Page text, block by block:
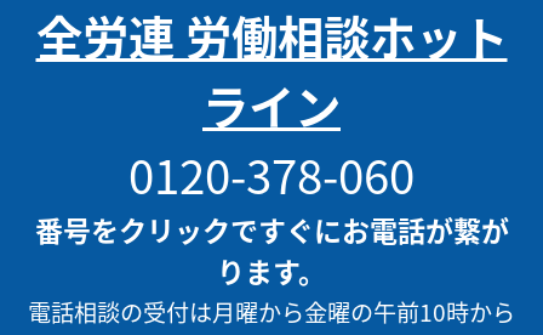
全労連 労働相談ホット
ライン
0120-378-060
番号をクリックですぐにお電話が繋が
ります。
電話相談の受付は月曜から金曜の午前10時から